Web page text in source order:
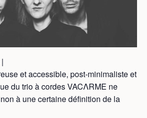
et accessible, post-minimaliste et
du trio à cordes VACΛRME ne
à une certaine définition de la